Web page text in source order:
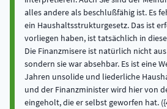
alles andere als beschlußfähig ist. Es
ein Haushaltsstrukturgesetz. Das ist
vorliegen haben, ist tatsächlich in
Die Finanzmisere ist natürlich nicht
sondern sie war absehbar. Es ist eine
Jahren unsolide und liederliche
und der Finanzminister wird hier von
eingeholt, die er selbst geworfen hat.